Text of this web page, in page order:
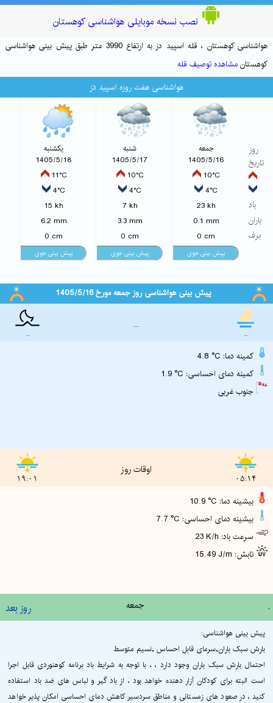
نصب نسخه موبایلی هواشناسی کوهستان
هواشناسی کوهستان ، قله اسپید دز به ارتفاع 3990 متر طبق پیش بینی هواشناسی
کوهستانمشاهده توصیف قله
هواشناسی هفت روزه اسپید دز
روز
تاریخ
باد
باران
برف
جمعه
1405/5/16
10°C
4°C
23 kh
0.1 mm
0 cm
شنبه
1405/5/17
10°C
4°C
7 kh
3.3 mm
0 cm
یکشنبه
1405/5/18
11°C
4°C
15 kh
6.2 mm
0 cm
پیش بینی هواشناسی روز جمعه مورخ 1405/5/16
..
...
..
4.8 °C :کمینه دما
1.9 °C :کمینه دمای احساسی
جنوب غربی
19:01
اوقات روز
05:14
10.9 °C :بیشینه دما
7.7 °C :بیشینه دمای احساسی
23 K/h :سرعت باد
15.49 J/m :تابش
روز بعد جمعه .
پیش بینی هواشناسی:
بارش سبک باران,سرمای قابل احساس ,نسیم متوسط
احتمال بارش سبک باران وجود دارد ، ، با توجه به شرایط باد برنامه کوهنوردی قابل اجرا
است البته برای کودکان آزار دهنده خواهد بود ، از باد گیر و لباس های ضد باد استفاده
کنید ، در صعود های زمستانی و مناطق سردسیر کاهش دمای احساسی امکان پذیر خواهد